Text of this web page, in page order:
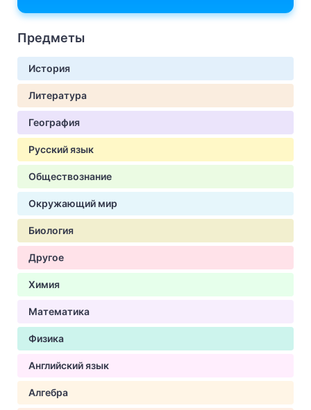
Предметы
История
Литература
География
Русский язык
Обществознание
Окружающий мир
Биология
Другое
Химия
Математика
Физика
Английский язык
Алгебра